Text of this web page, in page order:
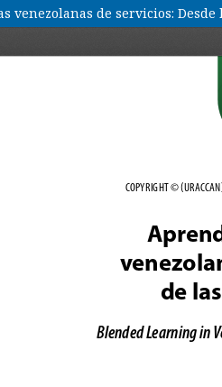
venezolanas de servicios: